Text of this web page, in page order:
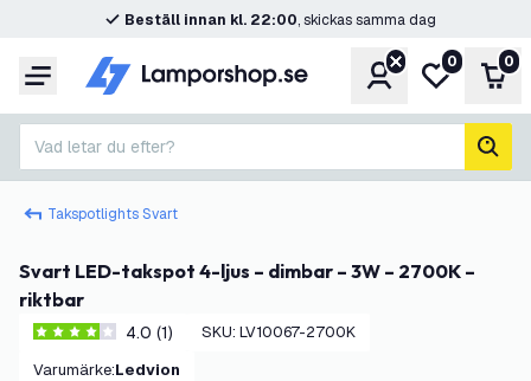
Beställ innan kl. 22:00, skickas samma dag
Meny KontoMin0 0
Vad letar du efter?
sök
Takspotlights Svart
Svart LED-takspot 4-ljus – dimbar – 3W – 2700K –
riktbar
4 stjärnbetyg4.0 (1) SKU: LV10067-2700K
Varumärke: Ledvion